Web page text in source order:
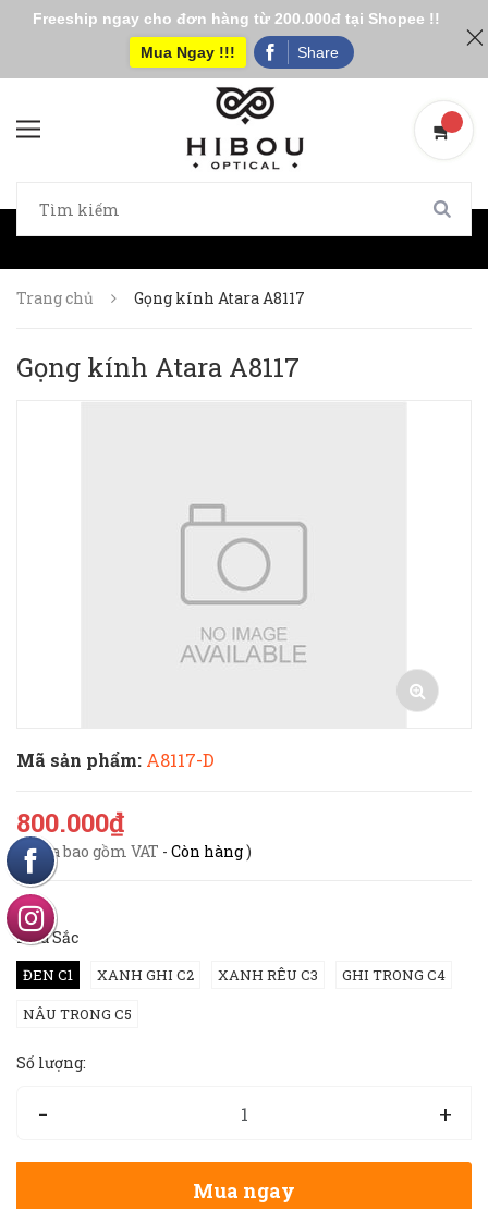
Trang chủ Gọng kính Atara A8117
Gọng kính Atara A8117
Mã sản phẩm: A8117-D
800.000₫
Chưa bao gồm VAT - Còn hàng)
Mầu Sắc
ĐEN C1 XANH GHI C2 XANH RÊU C3
GHI TRONG C4
NÂU TRONG C5
Số lượng:
- +
Mua ngay
Freeship ngay cho đơn hàng từ 200.000đ tại Shopee !!
Mua Ngay !!!
Share